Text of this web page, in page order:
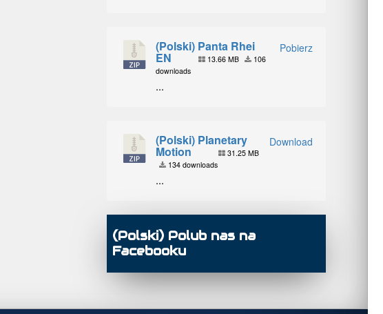
Pobierz
(Polski) Panta Rhei
EN 13.66 MB
106
downloads
...
Download
(Polski) Planetary
Motion
31.25 MB
134 downloads
...
(Polski) Polub nas na
Facebooku